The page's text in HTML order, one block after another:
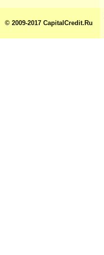
© 2009-2017 CapitalCredit.Ru